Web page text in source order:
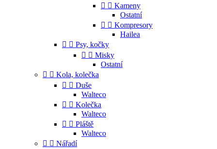
  Kameny
Ostatní
  Kompresory
Hailea
  Psy, kočky
  Misky
Ostatní
  Kola, kolečka
  Duše
Walteco
  Kolečka
Walteco
  Pláště
Walteco
  Nářadí